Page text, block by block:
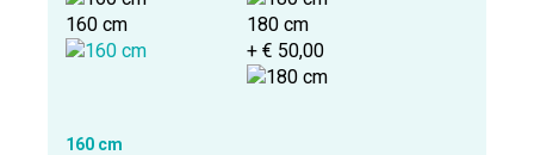
160 cm
160 cm
180 cm
+ € 50,00